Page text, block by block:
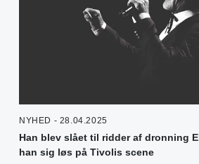
NYHED - 28.04.2025
Han blev slået til ridder af dronning
han sig løs på Tivolis scene